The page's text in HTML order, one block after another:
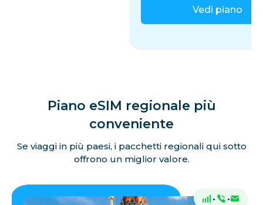
Vedi piano
Piano eSIM regionale più
conveniente
Se viaggi in più paesi, i pacchetti regionali qui sotto
offrono un miglior valore.
· ·